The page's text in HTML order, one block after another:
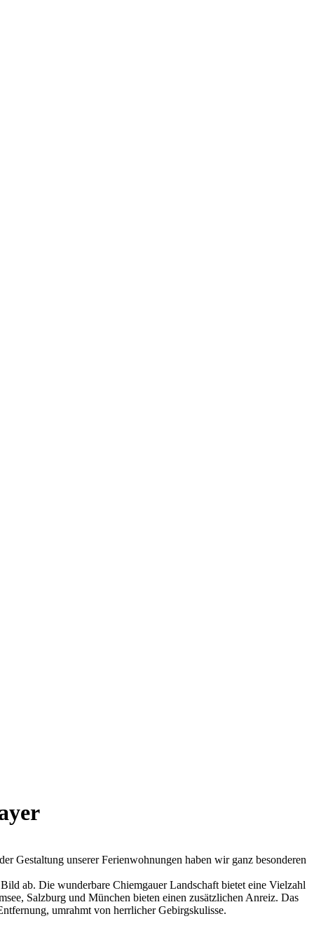
Gestaltung unserer Ferienwohnungen haben wir ganz besonderen
ab. Die wunderbare Chiemgauer Landschaft bietet eine Vielzahl
Salzburg und München bieten einen zusätzlichen Anreiz. Das
umrahmt von herrlicher Gebirgskulisse.